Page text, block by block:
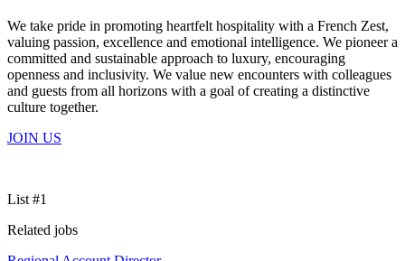
We take pride in promoting heartfelt hospitality with a French Zest,
valuing passion, excellence and emotional intelligence. We pioneer a
committed and sustainable approach to luxury, encouraging
openness and inclusivity. We value new encounters with colleagues
and guests from all horizons with a goal of creating a distinctive
culture together.
JOIN US
List #1
Related jobs